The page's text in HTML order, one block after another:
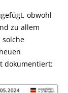
obwohl
zu allem
dokumentiert: